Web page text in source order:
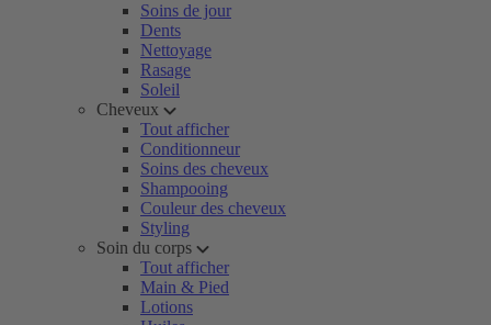
Soins de jour
Dents
Nettoyage
Rasage
Soleil
Cheveux
Tout afficher
Conditionneur
Soins des cheveux
Shampooing
Couleur des cheveux
Styling
Soin du corps
Tout afficher
Main & Pied
Lotions